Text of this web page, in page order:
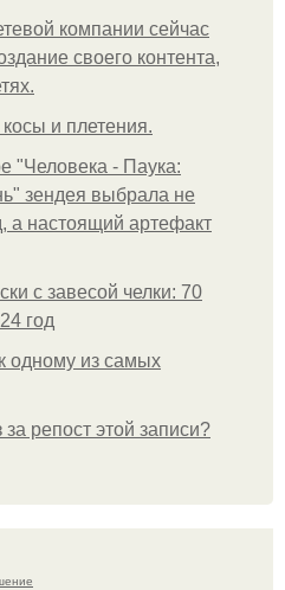
компании сейчас
своего контента,
и плетения.
"Человека - Паука:
зендея выбрала не
а настоящий артефакт
с завесой челки: 70
год
одному из самых
репост этой записи?